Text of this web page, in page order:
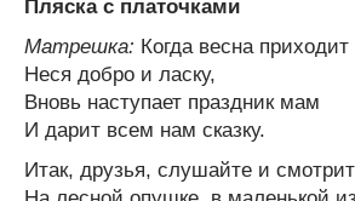
Пляска с платочками
Матрешка: Когда весна
Неся добро и ласку,
Вновь наступает праздник мам
И дарит всем нам сказку.
Итак, друзья, слушайте и